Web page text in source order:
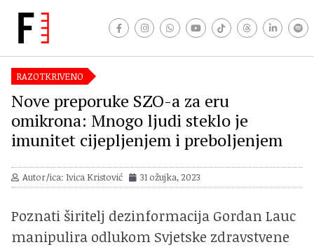
RAZOTKRIVENO
Nove preporuke SZO-a za eru
omikrona: Mnogo ljudi steklo je
imunitet cijepljenjem i preboljenjem
Autor/ica: Ivica Kristović 31 ožujka, 2023
Poznati širitelj dezinformacija Gordan Lauc
manipulira odlukom Svjetske zdravstvene